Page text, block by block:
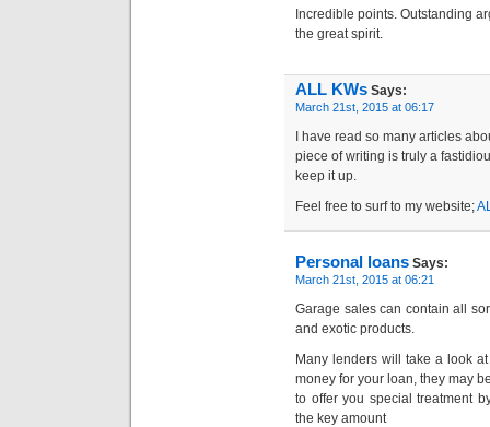
Incredible points. Outstanding
the great spirit.
ALL KWs Says:
March 21st, 2015 at 06:17
I have read so many articles
piece of writing is truly a
keep it up.
Feel free to surf to my website;
Personal loans Says:
March 21st, 2015 at 06:21
Garage sales can contain all
and exotic products.
Many lenders will take a look
money for your loan, they may
to offer you special treatment
the key amount